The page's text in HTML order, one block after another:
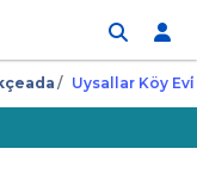
Uysallar Köy Evi̇